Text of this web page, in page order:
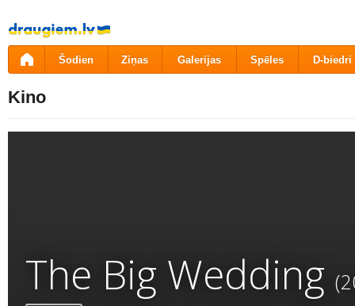
Pāriet
uz
saturu
Šodien Ziņas Galerijas Spēles D-biedri
Kino
The Big Wedding